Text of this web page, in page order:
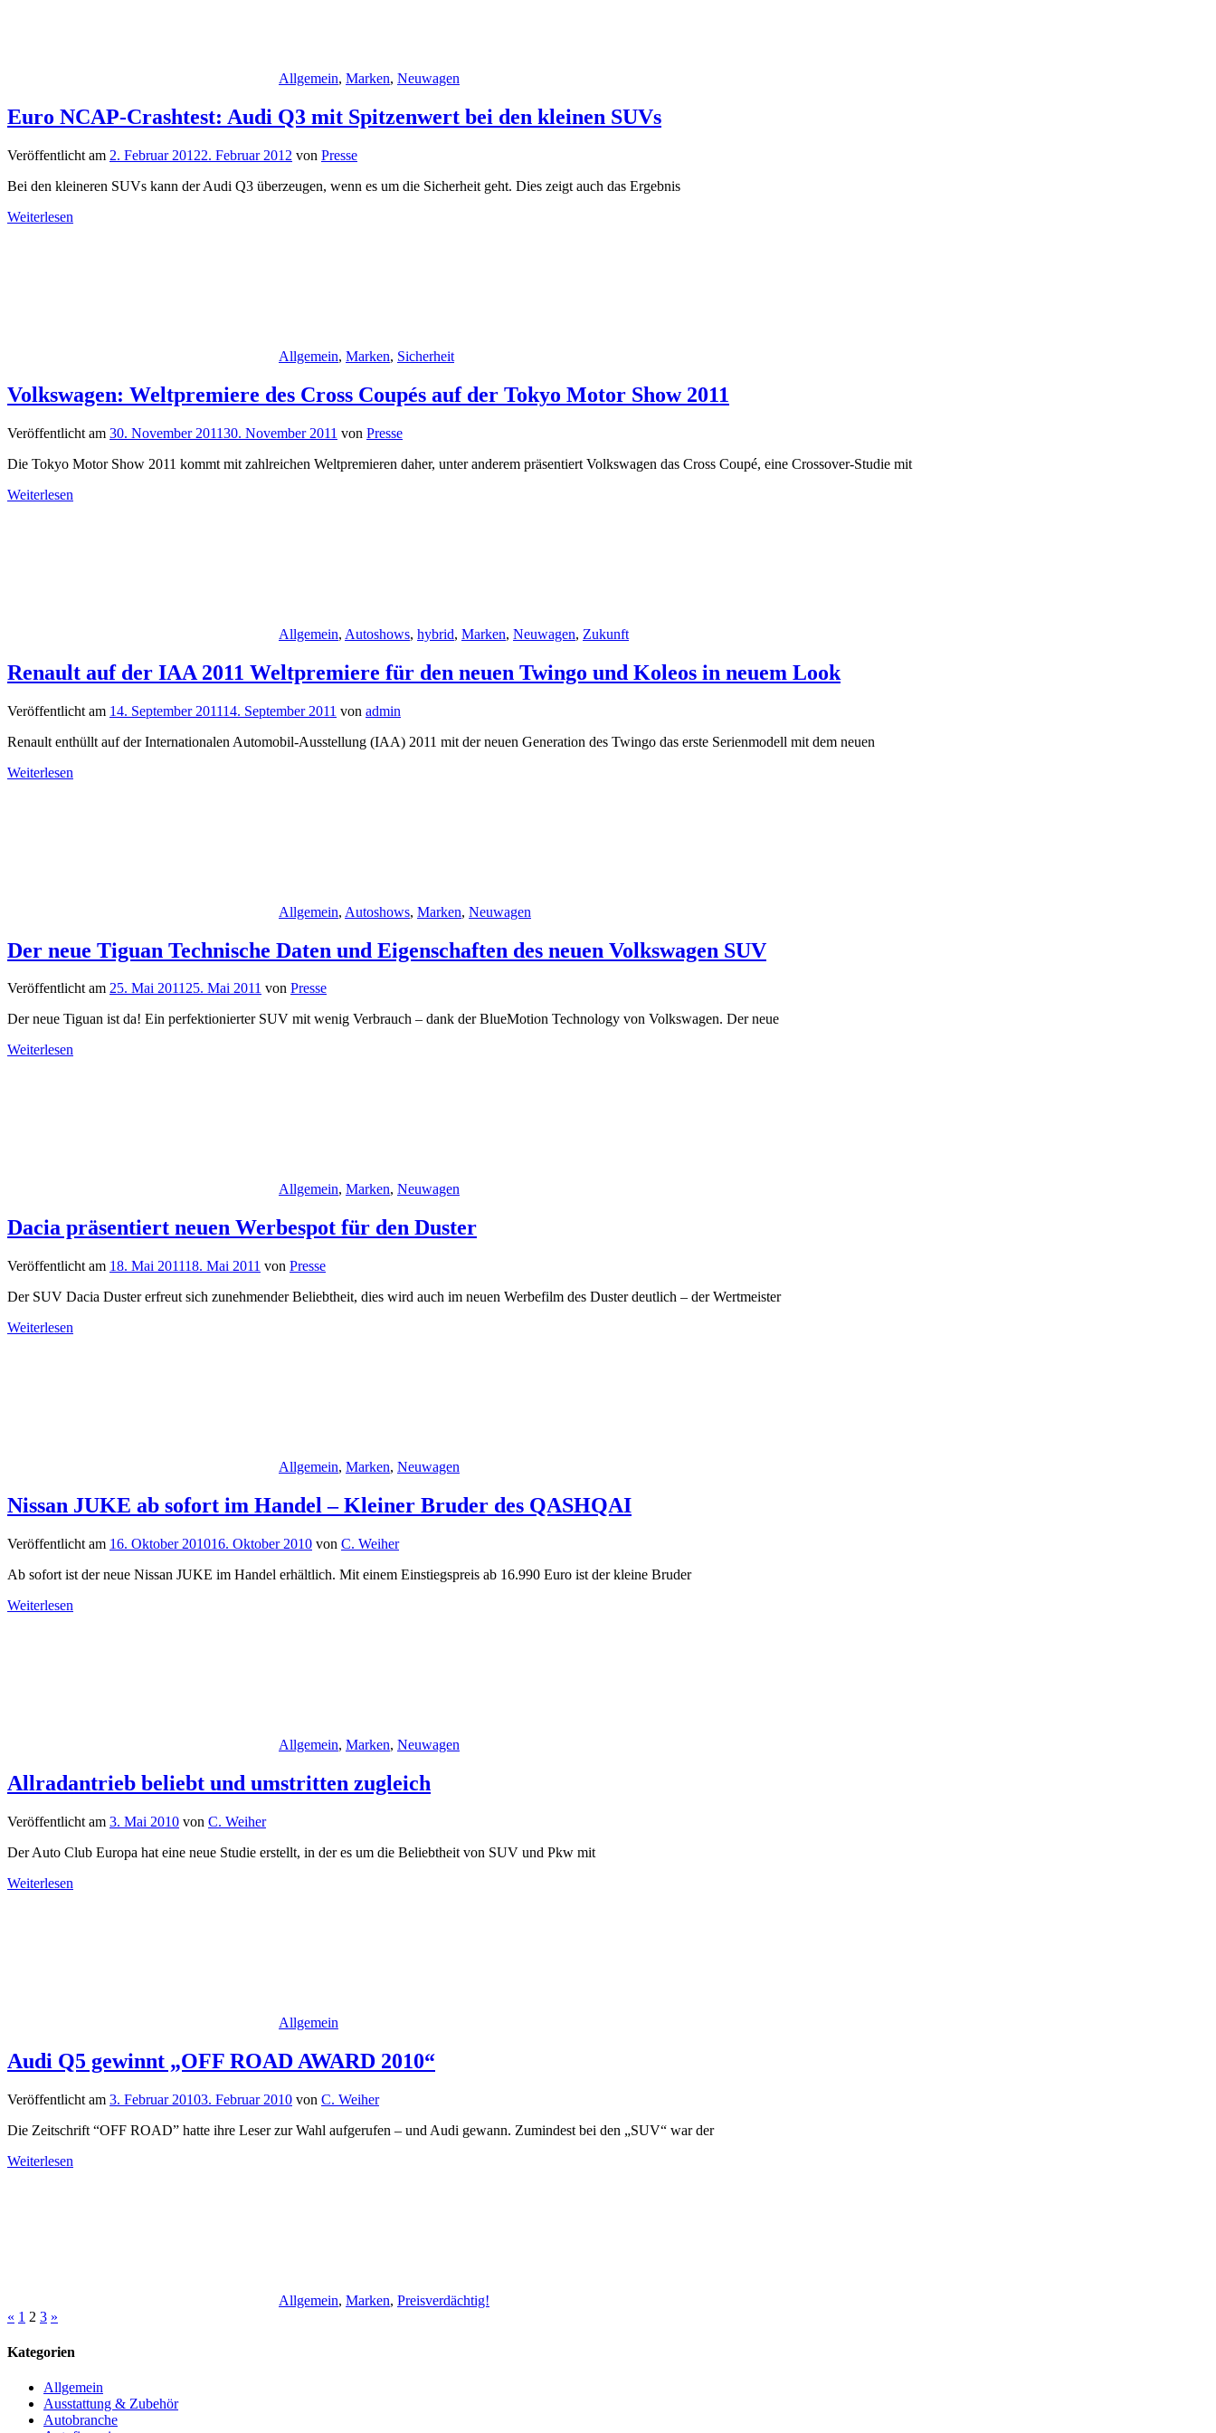
Allgemein, Marken, Neuwagen
Euro NCAP-Crashtest: Audi Q3 mit Spitzenwert bei den kleinen SUVs
Veröffentlicht am 2. Februar 20122. Februar 2012 von Presse
Bei den kleineren SUVs kann der Audi Q3 überzeugen, wenn es um die Sicherheit geht. Dies zeigt auch das Ergebnis
Weiterlesen
Allgemein, Marken, Sicherheit
Volkswagen: Weltpremiere des Cross Coupés auf der Tokyo Motor Show 2011
Veröffentlicht am 30. November 201130. November 2011 von Presse
Die Tokyo Motor Show 2011 kommt mit zahlreichen Weltpremieren daher, unter anderem präsentiert Volkswagen das Cross Coupé, eine Crossover-Studie mit
Weiterlesen
Allgemein, Autoshows, hybrid, Marken, Neuwagen, Zukunft
Renault auf der IAA 2011 Weltpremiere für den neuen Twingo und Koleos in neuem Look
Veröffentlicht am 14. September 201114. September 2011 von admin
Renault enthüllt auf der Internationalen Automobil-Ausstellung (IAA) 2011 mit der neuen Generation des Twingo das erste Serienmodell mit dem neuen
Weiterlesen
Allgemein, Autoshows, Marken, Neuwagen
Der neue Tiguan Technische Daten und Eigenschaften des neuen Volkswagen SUV
Veröffentlicht am 25. Mai 201125. Mai 2011 von Presse
Der neue Tiguan ist da! Ein perfektionierter SUV mit wenig Verbrauch – dank der BlueMotion Technology von Volkswagen. Der neue
Weiterlesen
Allgemein, Marken, Neuwagen
Dacia präsentiert neuen Werbespot für den Duster
Veröffentlicht am 18. Mai 201118. Mai 2011 von Presse
Der SUV Dacia Duster erfreut sich zunehmender Beliebtheit, dies wird auch im neuen Werbefilm des Duster deutlich – der Wertmeister
Weiterlesen
Allgemein, Marken, Neuwagen
Nissan JUKE ab sofort im Handel – Kleiner Bruder des QASHQAI
Veröffentlicht am 16. Oktober 201016. Oktober 2010 von C. Weiher
Ab sofort ist der neue Nissan JUKE im Handel erhältlich. Mit einem Einstiegspreis ab 16.990 Euro ist der kleine Bruder
Weiterlesen
Allgemein, Marken, Neuwagen
Allradantrieb beliebt und umstritten zugleich
Veröffentlicht am 3. Mai 2010 von C. Weiher
Der Auto Club Europa hat eine neue Studie erstellt, in der es um die Beliebtheit von SUV und Pkw mit
Weiterlesen
Allgemein
Audi Q5 gewinnt „OFF ROAD AWARD 2010“
Veröffentlicht am 3. Februar 20103. Februar 2010 von C. Weiher
Die Zeitschrift “OFF ROAD” hatte ihre Leser zur Wahl aufgerufen – und Audi gewann. Zumindest bei den „SUV“ war der
Weiterlesen
Allgemein, Marken, Preisverdächtig!
Seitennummerierung
der
« Vorherige
1 2 3 Nächste
»
Kategorien
Allgemein
Ausstattung & Zubehör
Autobranche